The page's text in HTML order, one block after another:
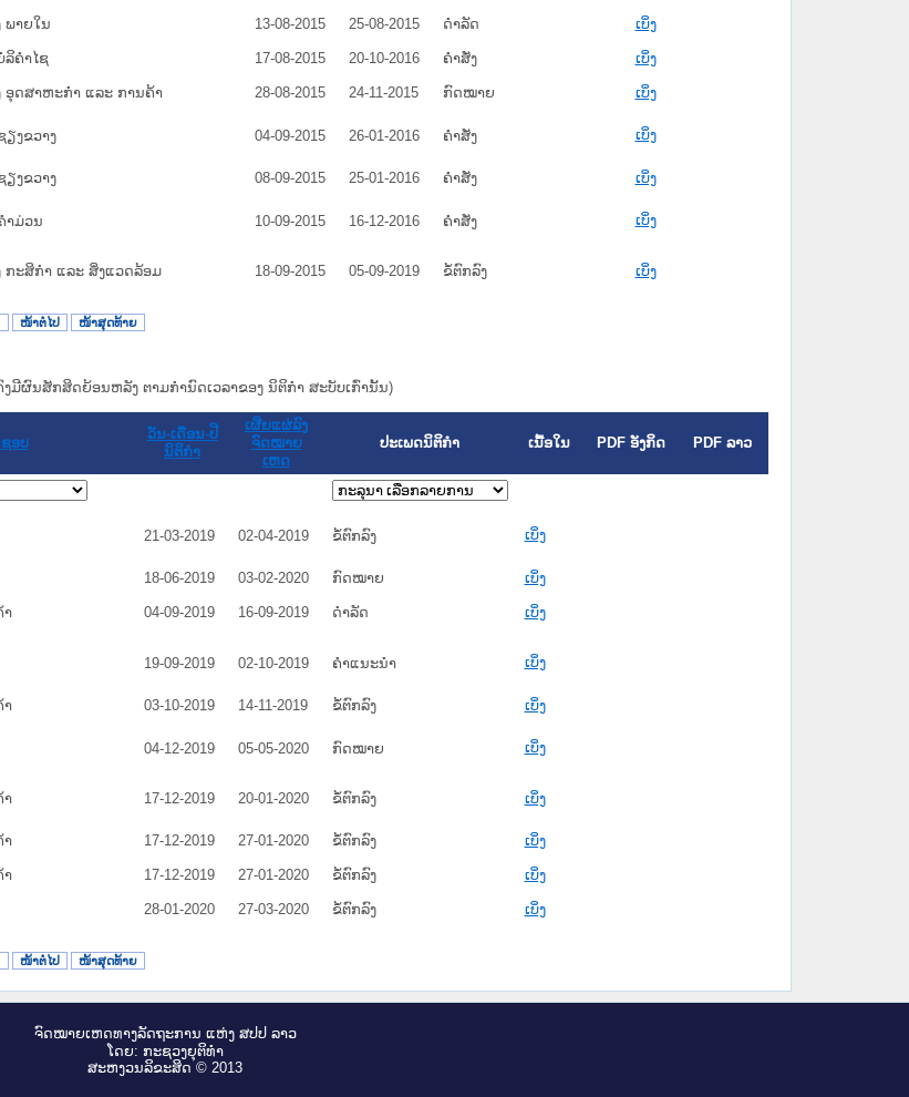
ພາຍໃນ 13-08-2015 25-08-2015 ດໍາລັດ
ເບິ່ງ
ລິຄໍາໄຊ 17-08-2015 20-10-2016 ຄໍາສັ່ງ ເບິ່ງ
ອຸດສາຫະກຳ ແລະ ການຄ້າ 28-08-2015 24-11-2015 ກົດໝາຍ
ເບິ່ງ
ຽງຂວາງ 04-09-2015 26-01-2016 ຄໍາສັ່ງ ເບິ່ງ
ຽງຂວາງ 08-09-2015 25-01-2016 ຄໍາສັ່ງ
ເບິ່ງ
າມ່ວນ 10-09-2015 16-12-2016 ຄໍາສັ່ງ ເບິ່ງ
ກະສິກຳ ແລະ ສິ່ງແວດລ້ອມ 18-09-2015 05-09-2019 ຂໍ້ຕົກລົງ ເບິ່ງ
ໜ້າຕໍ່ໄປ ໜ້າສຸດທ້າຍ
ຜົນສັກສິດຍ້ອນຫລັງ ຕາມກໍານົດເວລາຂອງ ນິຕິກໍາ ສະບັບເກົ່ານັ້ນ)
ອບ
ວັນ-ເດືອນ-ປີ
ນິຕິກໍາ
ເຜີຍແຜ່ລົງ
ຈົດໝາຍ
ເຫດ
ປະເພດນິຕິກຳ ເນື້ອໃນ PDF ອັງກິດ PDF ລາວ
21-03-2019 02-04-2019 ຂໍ້ຕົກລົງ ເບິ່ງ
18-06-2019 03-02-2020 ກົດໝາຍ
ເບິ່ງ
າ 04-09-2019 16-09-2019 ດໍາລັດ ເບິ່ງ
19-09-2019 02-10-2019 ຄໍາແນະນໍາ ເບິ່ງ
າ 03-10-2019 14-11-2019 ຂໍ້ຕົກລົງ
ເບິ່ງ
04-12-2019 05-05-2020 ກົດໝາຍ ເບິ່ງ
າ 17-12-2019 20-01-2020 ຂໍ້ຕົກລົງ ເບິ່ງ
າ 17-12-2019 27-01-2020 ຂໍ້ຕົກລົງ ເບິ່ງ
າ 17-12-2019 27-01-2020 ຂໍ້ຕົກລົງ
ເບິ່ງ
28-01-2020 27-03-2020 ຂໍ້ຕົກລົງ ເບິ່ງ
ໜ້າຕໍ່ໄປ ໜ້າສຸດທ້າຍ
ຈົດ​ໝາຍ​ເຫດ​ທາງ​ລັດ​ຖະ​ການ ແຫ່ງ ສ​ປ​ປ ລາວ
ໂດຍ: ກະ​ຊວງຍຸ​ຕິ​ທຳ
ສະ​ຫງວນ​ລິ​ຂະ​ສິດ © 2013